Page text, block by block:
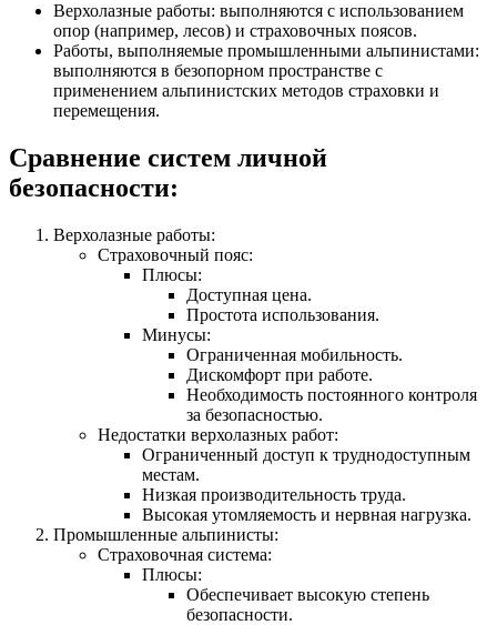
Верхолазные работы: выполняются с использованием
опор (например, лесов) и страховочных поясов.
Работы, выполняемые промышленными альпинистами:
выполняются в безопорном пространстве с
применением альпинистских методов страховки и
перемещения.
Сравнение систем личной
безопасности:
Верхолазные работы:
Страховочный пояс:
Плюсы:
Доступная цена.
Простота использования.
Минусы:
Ограниченная мобильность.
Дискомфорт при работе.
Необходимость постоянного контроля
за безопасностью.
Недостатки верхолазных работ:
Ограниченный доступ к труднодоступным
местам.
Низкая производительность труда.
Высокая утомляемость и нервная нагрузка.
Промышленные альпинисты:
Страховочная система:
Плюсы:
Обеспечивает высокую степень
безопасности.